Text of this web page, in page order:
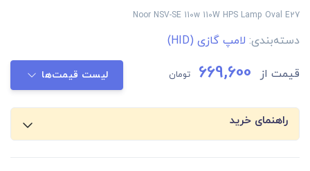
Noor NSV-SE 110w 110W HPS Lamp Oval E27
دسته‌بندی: لامپ گازی (HID)
قیمت از 669,600 تومان لیست قیمت‌ها
راهنمای خرید